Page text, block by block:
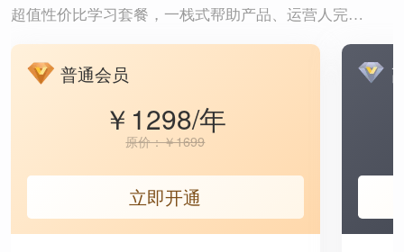
超值性价比学习套餐，一栈式帮助产品、运营人完成职场进阶
普通会员
￥1298/年
原价：￥1699
立即开通